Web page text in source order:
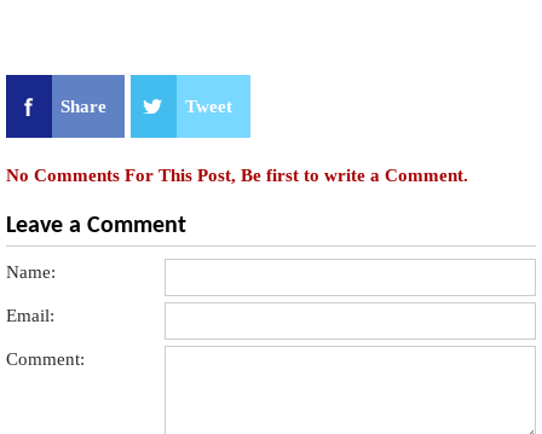
Share Tweet
No Comments For This Post, Be first to write a Comment.
Leave a Comment
Name:
Email:
Comment: